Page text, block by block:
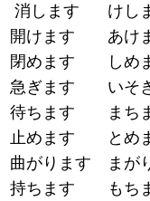
消します
けし
開けます
あけ
閉めます
しめ
急ぎます
いそ
待ちます
まち
止めます
とめ
曲がります
まが
持ちます
もち